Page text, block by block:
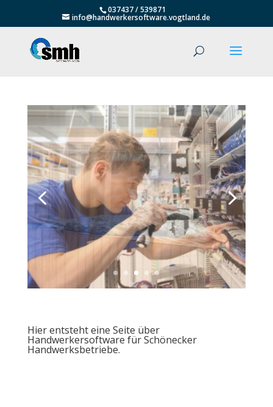
037437 / 539871
info@handwerkersoftware.vogtland.de
Hier entsteht eine Seite über
Handwerkersoftware für Schönecker
Handwerksbetriebe.